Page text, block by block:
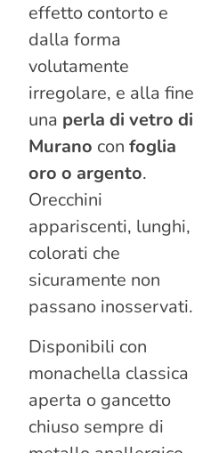
effetto contorto e
dalla forma
volutamente
irregolare, e alla fine
una perla di vetro di
Murano con foglia
oro o argento.
Orecchini
appariscenti, lunghi,
colorati che
sicuramente non
passano inosservati.
Disponibili con
monachella classica
aperta o gancetto
chiuso sempre di